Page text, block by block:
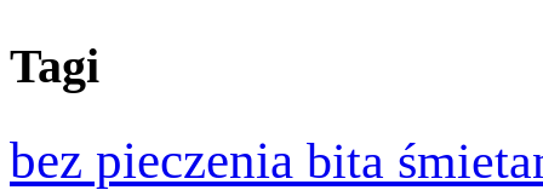
Tagi
bez pieczenia bita